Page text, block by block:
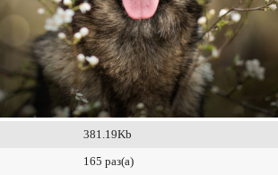
381.19Kb
165 раз(а)